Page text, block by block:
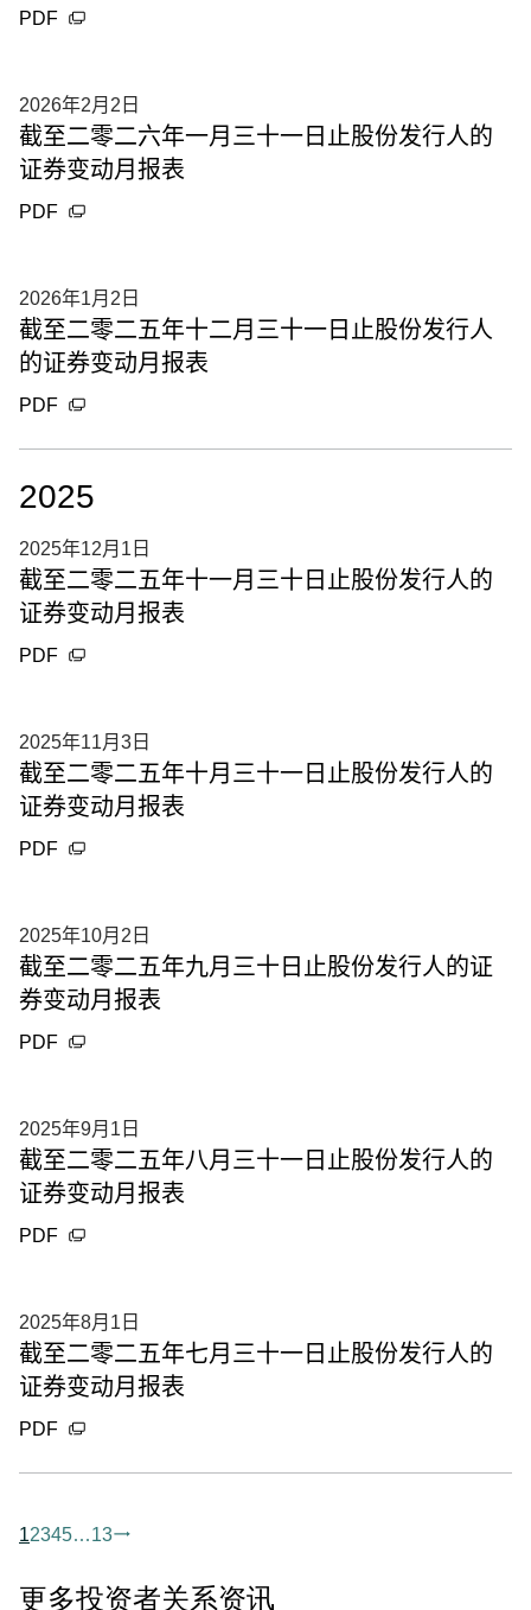
PDF
2026年2月2日
截至二零二六年一月三十一日止股份发行人的
证券变动月报表
PDF
2026年1月2日
截至二零二五年十二月三十一日止股份发行人
的证券变动月报表
PDF
2025
2025年12月1日
截至二零二五年十一月三十日止股份发行人的
证券变动月报表
PDF
2025年11月3日
截至二零二五年十月三十一日止股份发行人的
证券变动月报表
PDF
2025年10月2日
截至二零二五年九月三十日止股份发行人的证
券变动月报表
PDF
2025年9月1日
截至二零二五年八月三十一日止股份发行人的
证券变动月报表
PDF
2025年8月1日
截至二零二五年七月三十一日止股份发行人的
证券变动月报表
PDF
12345 13
更多投资者关系资讯